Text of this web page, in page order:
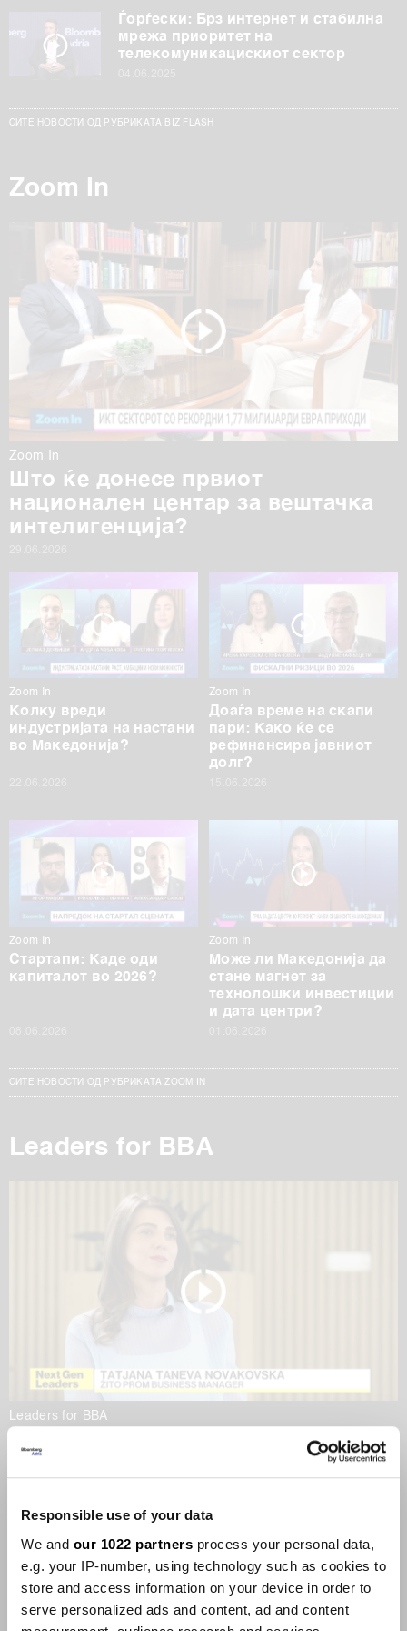
Responsible use of your data
We and our 1022 partners process your personal data,
e.g. your IP-number, using technology such as cookies to
store and access information on your device in order to
serve personalized ads and content, ad and content
Ѓорѓески: Брз интернет и стабилна
мрежа приоритет на
телекомуникацискиот сектор
СИТЕ НОВОСТИ ОД РУБРИКАТА BIZ FLASH
Zoom In
Zoom In
Што ќе донесе првиот
национален центар за вештачка
интелигенција?
Zoom In
Колку вреди
индустријата на настани
во Македонија?
Zoom In
Доаѓа време на скапи
пари: Како ќе се
рефинансира јавниот
долг?
Zoom In
Стартапи: Каде оди
капиталот во 2026?
Zoom In
Може ли Македонија да
стане магнет за
технолошки инвестиции
и дата центри?
СИТЕ НОВОСТИ ОД РУБРИКАТА ZOOM IN
Leaders for BBA
Leaders for BBA